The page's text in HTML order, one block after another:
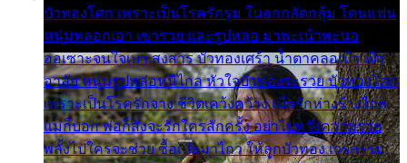
บัวทองโศก เพราะเป็นโรครักรุม ในอกกลัดกลุ้ม โดนแฟน
หนุ่มหลอกเอา เขารวย และรูปหล่อ มาพะเน้าพะนอ
ออเซาะจนใจเบา สงสาร บัวทองเศร้า น้ำตาคลอเบ้า เฝ้า
อาลัย หนุ่มรูปหล่อหนีไกล หัวใจบัวทองระรวย บัวทองโศก
เพราะเป็นโรครักจาง ชีวิตเคว้งคว้าง เมื่อรักห่างร้างไกล
แม่ก็บอก พ่อก็สั่งจะรักใครสักครั้ง อย่าไปหวังความรวย
พลั้งไปใครจะช่วย ซื้อเปลมาไกว ให้ลูกบัวทอง เวรกรรม